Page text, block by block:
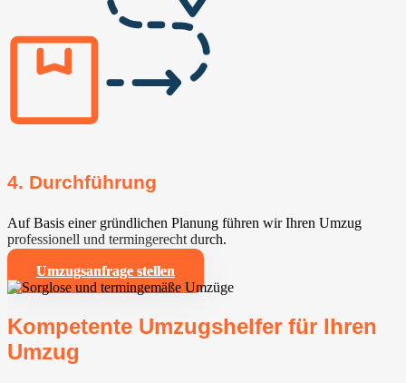
4. Durchführung
Auf Basis einer gründlichen Planung führen wir Ihren Umzug
professionell und termingerecht durch.
Umzugsanfrage stellen
Kompetente Umzugshelfer für Ihren
Umzug